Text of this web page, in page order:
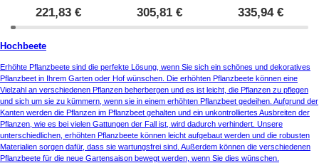
221,83 € 305,81€ 335,94€
Hochbeete
Erhöhte Pflanzbeete sind die perfekte Lösung, wenn Sie sich ein schönes und dekoratives
Pflanzbeet in Ihrem Garten oder Hof wünschen. Die erhöhten Pflanzbeete können eine
Vielzahl an verschiedenen Pflanzen beherbergen und es ist leicht, die Pflanzen zu pflegen
und sich um sie zu kümmern, wenn sie in einem erhöhten Pflanzbeet gedeihen. Aufgrund der
Kanten werden die Pflanzen im Pflanzbeet gehalten und ein unkontrolliertes Ausbreiten der
Pflanzen, wie es bei vielen Gattungen der Fall ist, wird dadurch verhindert. Unsere
unterschiedlichen, erhöhten Pflanzbeete können leicht aufgebaut werden und die robusten
Materialien sorgen dafür, dass sie wartungsfrei sind. Außerdem können die verschiedenen
Pflanzbeete für die neue Gartensaison bewegt werden, wenn Sie dies wünschen.